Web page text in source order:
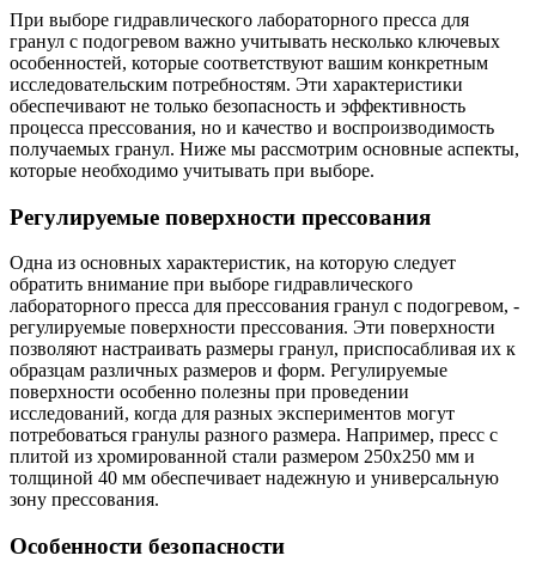
При выборе гидравлического лабораторного пресса для
гранул с подогревом важно учитывать несколько ключевых
особенностей, которые соответствуют вашим конкретным
исследовательским потребностям. Эти характеристики
обеспечивают не только безопасность и эффективность
процесса прессования, но и качество и воспроизводимость
получаемых гранул. Ниже мы рассмотрим основные аспекты,
которые необходимо учитывать при выборе.
Регулируемые поверхности прессования
Одна из основных характеристик, на которую следует
обратить внимание при выборе гидравлического
лабораторного пресса для прессования гранул с подогревом, -
регулируемые поверхности прессования. Эти поверхности
позволяют настраивать размеры гранул, приспосабливая их к
образцам различных размеров и форм. Регулируемые
поверхности особенно полезны при проведении
исследований, когда для разных экспериментов могут
потребоваться гранулы разного размера. Например, пресс с
плитой из хромированной стали размером 250x250 мм и
толщиной 40 мм обеспечивает надежную и универсальную
зону прессования.
Особенности безопасности